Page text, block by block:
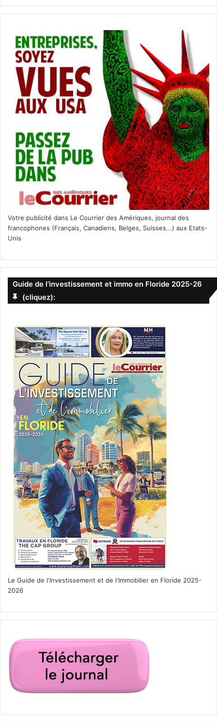
Votre publicité dans Le Courrier des Amériques, journal des
francophones (Français, Canadiens, Belges, Suisses...) aux Etats-
Unis
Guide de l’investissement et immo en Floride 2025-26
(cliquez):
Le Guide de l'Investissement et de l'Immobilier en Floride 2025-
2026